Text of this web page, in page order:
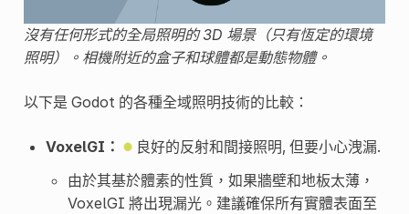
沒有任何形式的全局照明的 3D 場景（只有恆定的環境
照明）。相機附近的盒子和球體都是動態物體。
以下是 Godot 的各種全域照明技術的比較：
VoxelGI：
良好的反射和間接照明, 但要小心洩漏.
由於其基於體素的性質，如果牆壁和地板太薄，
VoxelGI 將出現漏光。建議確保所有實體表面至